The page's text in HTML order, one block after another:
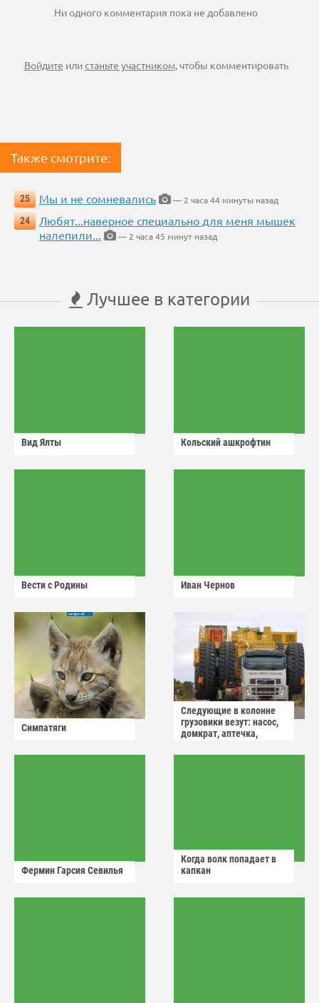
Ни одного комментария пока не добавлено
Войдите илистаньте участником, чтобы комментировать
Также смотрите:
25 Мы и не сомневались
— 2 часа 44 минуты назад
24
Любят...наверное специально для меня мышек
налепили...
— 2 часа 45 минут назад
Лучшее в категории
Вид Ялты Кольский ашкрофтин
Вести с Родины Иван Чернов
Симпатяги
Следующие в колонне
грузовики везут: насос,
домкрат, аптечка,
Фермин Гарсия Севилья
Когда волк попадает в
капкан